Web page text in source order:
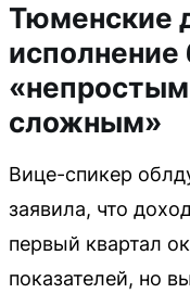
Тюменские
сложным»
Вице-спикер
заявила, что
первый квартал
показателей, но